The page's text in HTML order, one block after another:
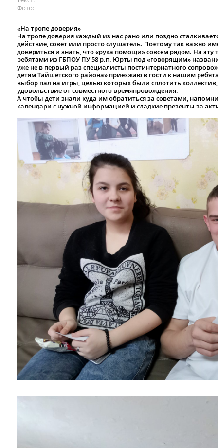
Фото
«На тропе доверия»
На тропе доверия каждый из нас рано или поздно
действие, совет или просто слушатель. Поэтому так важно
довериться и знать, что «рука помощи» совсем рядом. На
ребятами из ГБПОУ ПУ 58 р.п. Юрты под «говорящим»
уже не в первый раз специалисты постинтернатного
детям Тайшетского района» приезжаю в гости к нашим
выбор пал на игры, целью которых были сплотить
удовольствие от совместного времяпровождения.
А чтобы дети знали куда им обратиться за советами,
календари с нужной информацией и сладкие презенты за